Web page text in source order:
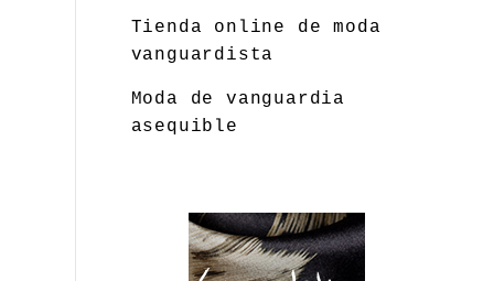
Tienda online de moda
vanguardista
Moda de vanguardia
asequible